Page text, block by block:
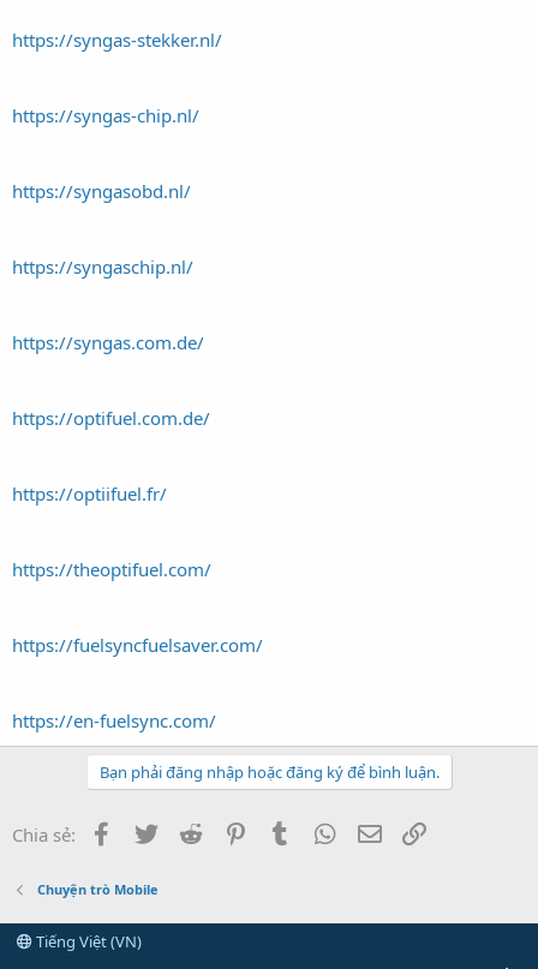
https://syngas-stekker.nl/
https://syngas-chip.nl/
https://syngasobd.nl/
https://syngaschip.nl/
https://syngas.com.de/
https://optifuel.com.de/
https://optiifuel.fr/
https://theoptifuel.com/
https://fuelsyncfuelsaver.com/
https://en-fuelsync.com/
Bạn phải đăng nhập hoặc đăng ký để bình luận.
Chia sẻ: Facebook
Twitter Reddit PinterestTumblr WhatsApp
Email
Chuyện trò Mobile
Tiếng Việt (VN)